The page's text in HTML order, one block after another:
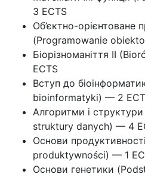
3 ECTS
Об’єктно-орієнтоване
(Programowanie
Біорізноманіття II
ECTS
Вступ до
bioinformatyki) — 2
Алгоритми і
struktury danych) — 4
Основи
produktywności) — 1
Основи генетики